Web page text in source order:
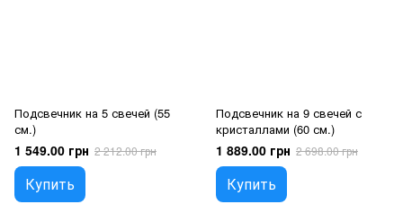
Подсвечник на 5 свечей (55
см.)
1 549.00 грн 2 212.00 грн
Купить
Подсвечник на 9 свечей с
кристаллами (60 см.)
1 889.00 грн 2 698.00 грн
Купить